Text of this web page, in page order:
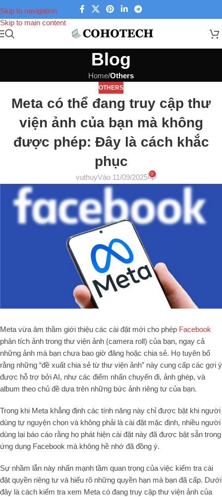
Skip to navigation
Skip to main content
Blog
Home/Others
OTHERS
Meta có thể đang truy cập thư
viện ảnh của bạn mà không
được phép: Đây là cách khắc
phục
vuthuyVào 11/09/2025 0
Meta vừa âm thầm giới thiệu các cài đặt mới cho phép Facebook
phân tích ảnh trong thư viện ảnh (camera roll) của bạn, ngay cả
những ảnh mà bạn chưa bao giờ đăng hoặc chia sẻ. Họ tuyên bố
rằng những “đề xuất chia sẻ từ thư viện ảnh” này cung cấp các gợi ý
được hỗ trợ bởi AI, như các điểm nhấn chuyến đi, ảnh ghép, và
album theo chủ đề dựa trên những bức ảnh riêng tư của bạn.
Trong khi Meta khẳng định các tính năng này chỉ được bật khi người
dùng tự nguyện chọn và không phải là cài đặt mặc định, nhiều người
dùng lại báo cáo rằng họ phát hiện cài đặt này đã được bật sẵn trong
ứng dụng Facebook mà không hề nhớ đã đồng ý.
Sự nhầm lẫn này nhấn mạnh tầm quan trọng của việc kiểm tra cài
đặt quyền riêng tư và hiểu rõ những quyền hạn mà bạn đã cấp. Dưới
đây là cách kiểm tra xem Meta có đang truy cập thư viện ảnh của